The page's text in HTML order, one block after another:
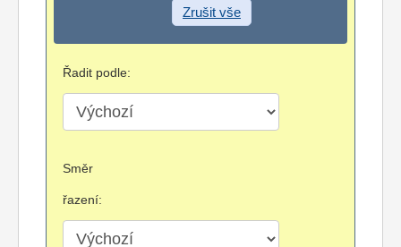
Zrušit vše
Řadit podle:
Směr
řazení: